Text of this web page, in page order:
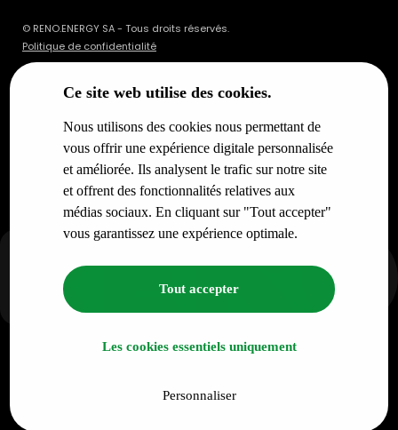
Ce site web utilise des cookies.
Nous utilisons des cookies nous permettant de
vous offrir une expérience digitale personnalisée
et améliorée. Ils analysent le trafic sur notre site
et offrent des fonctionnalités relatives aux
médias sociaux. En cliquant sur "Tout accepter"
vous garantissez une expérience optimale.
Tout accepter
Les cookies essentiels uniquement
Personnaliser
© RENO.ENERGY SA - Tous droits réservés.
Politique de confidentialité